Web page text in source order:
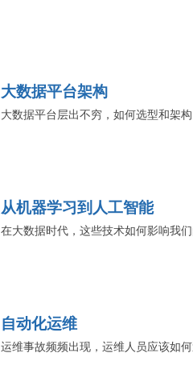
大数据平台架构
大数据平台层出不穷，如何选型和架构
从机器学习到人工智能
在大数据时代，这些技术如何影响我
自动化运维
运维事故频频出现，运维人员应该如